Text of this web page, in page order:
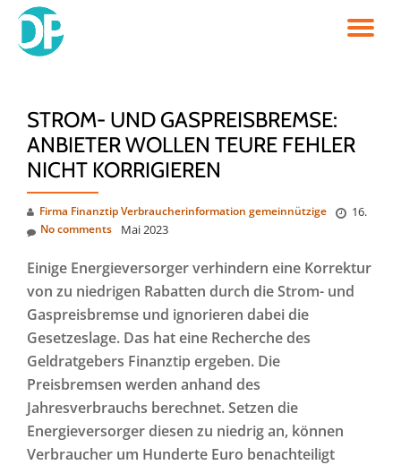
Skip
STROM- UND GASPREISBREMSE:
ANBIETER WOLLEN TEURE FEHLER
NICHT KORRIGIEREN
Firma Finanztip Verbraucherinformation gemeinnützige
16.
Mai 2023
No comments
Einige Energieversorger verhindern eine Korrektur
von zu niedrigen Rabatten durch die Strom- und
Gaspreisbremse und ignorieren dabei die
Gesetzeslage. Das hat eine Recherche des
Geldratgebers Finanztip ergeben. Die
Preisbremsen werden anhand des
Jahresverbrauchs berechnet. Setzen die
Energieversorger diesen zu niedrig an, können
Verbraucher um Hunderte Euro benachteiligt